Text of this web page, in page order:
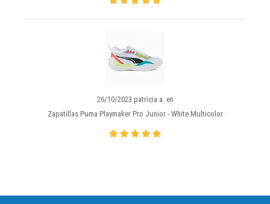
26/10/2023 patricia a. en
Zapatillas Puma Playmaker Pro Junior - White Multicolor